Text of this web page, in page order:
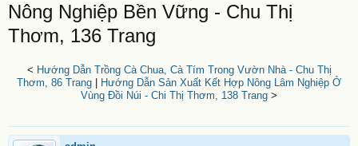
Nông Nghiệp Bền Vững - Chu Thị
Thơm, 136 Trang
< Hướng Dẫn Trồng Cà Chua, Cà Tím Trong Vườn Nhà - Chu Thị
Thơm, 86 Trang
Hướng Dẫn Sản Xuất Kết Hợp Nông Lâm Nghiệp Ở
Vùng Đồi Núi - Chi Thị Thơm, 138 Trang >